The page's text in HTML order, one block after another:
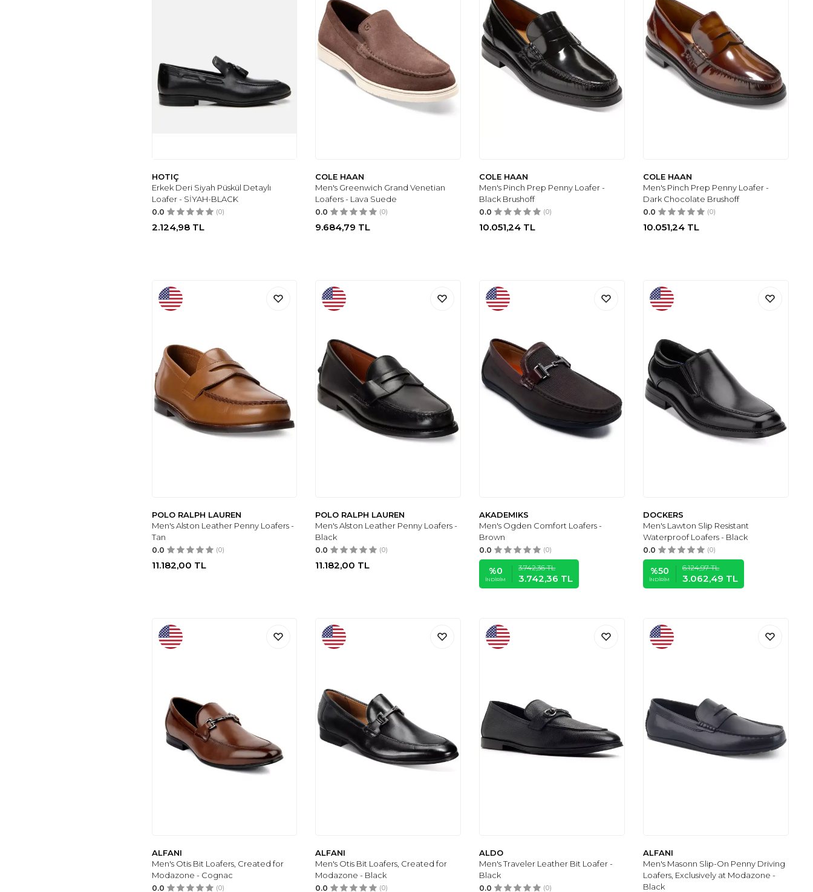
HOTIÇ
Erkek Deri Siyah Püskül Detaylı
Loafer - SİYAH-BLACK
0.0 (0)
2.124,98TL
COLE HAAN
Men's Greenwich Grand Venetian
Loafers - Lava Suede
0.0 (0)
9.684,79 TL
COLE HAAN
Men's Pinch Prep Penny Loafer -
Black Brushoff
0.0 (0)
10.051,24 TL
COLE HAAN
Men's Pinch Prep Penny Loafer -
Dark Chocolate Brushoff
0.0 (0)
10.051,24 TL
POLO RALPH LAUREN
Men's Alston Leather Penny Loafers -
Tan
0.0 (0)
11.182,00 TL
POLO RALPH LAUREN
Men's Alston Leather Penny Loafers -
Black
0.0 (0)
11.182,00 TL
AKADEMIKS
Men's Ogden Comfort Loafers -
Brown
0.0 (0)
%0
İNDIRIM
3.742,36TL
3.742,36 TL
DOCKERS
Men's Lawton Slip Resistant
Waterproof Loafers - Black
0.0 (0)
%50
İNDIRIM
6.124,97TL
3.062,49 TL
ALFANI
Men's Otis Bit Loafers, Created for
Modazone - Cognac
0.0 (0)
ALFANI
Men's Otis Bit Loafers, Created for
Modazone - Black
0.0 (0)
ALDO
Men's Traveler Leather Bit Loafer -
Black
0.0 (0)
ALFANI
Men's Masonn Slip-On Penny Driving
Loafers, Exclusively at Modazone -
Black